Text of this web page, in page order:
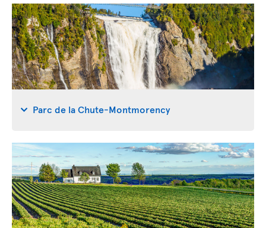
Parc de la Chute-Montmorency